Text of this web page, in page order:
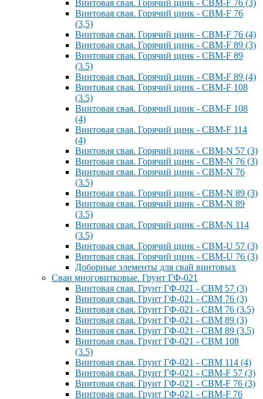
Винтовая свая. Горячий цинк - СВМ-F 76 (3)
Винтовая свая. Горячий цинк - СВМ-F 76
(3,5)
Винтовая свая. Горячий цинк - СВМ-F 76 (4)
Винтовая свая. Горячий цинк - СВМ-F 89 (3)
Винтовая свая. Горячий цинк - СВМ-F 89
(3.5)
Винтовая свая. Горячий цинк - СВМ-F 89 (4)
Винтовая свая. Горячий цинк - СВМ-F 108
(3.5)
Винтовая свая. Горячий цинк - СВМ-F 108
(4)
Винтовая свая. Горячий цинк - СВМ-F 114
(4)
Винтовая свая. Горячий цинк - СВМ-N 57 (3)
Винтовая свая. Горячий цинк - СВМ-N 76 (3)
Винтовая свая. Горячий цинк - СВМ-N 76
(3.5)
Винтовая свая. Горячий цинк - СВМ-N 89 (3)
Винтовая свая. Горячий цинк - СВМ-N 89
(3.5)
Винтовая свая. Горячий цинк - СВМ-N 114
(3.5)
Винтовая свая. Горячий цинк - СВМ-U 57 (3)
Винтовая свая. Горячий цинк - СВМ-U 76 (3)
Доборные элементы для свай винтовых
Сваи многовитковые. Грунт ГФ-021
Винтовая свая. Грунт ГФ-021 - СВМ 57 (3)
Винтовая свая. Грунт ГФ-021 - СВМ 76 (3)
Винтовая свая. Грунт ГФ-021 - СВМ 76 (3.5)
Винтовая свая. Грунт ГФ-021 - СВМ 89 (3)
Винтовая свая. Грунт ГФ-021 - СВМ 89 (3.5)
Винтовая свая. Грунт ГФ-021 - СВМ 108
(3.5)
Винтовая свая. Грунт ГФ-021 - СВМ 114 (4)
Винтовая свая. Грунт ГФ-021 - СВМ-F 57 (3)
Винтовая свая. Грунт ГФ-021 - СВМ-F 76 (3)
Винтовая свая. Грунт ГФ-021 - СВМ-F 76